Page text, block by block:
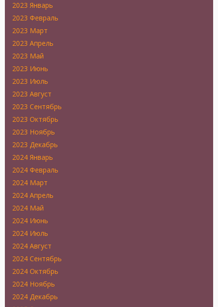
2023 Январь
2023 Февраль
2023 Март
2023 Апрель
2023 Май
2023 Июнь
2023 Июль
2023 Август
2023 Сентябрь
2023 Октябрь
2023 Ноябрь
2023 Декабрь
2024 Январь
2024 Февраль
2024 Март
2024 Апрель
2024 Май
2024 Июнь
2024 Июль
2024 Август
2024 Сентябрь
2024 Октябрь
2024 Ноябрь
2024 Декабрь